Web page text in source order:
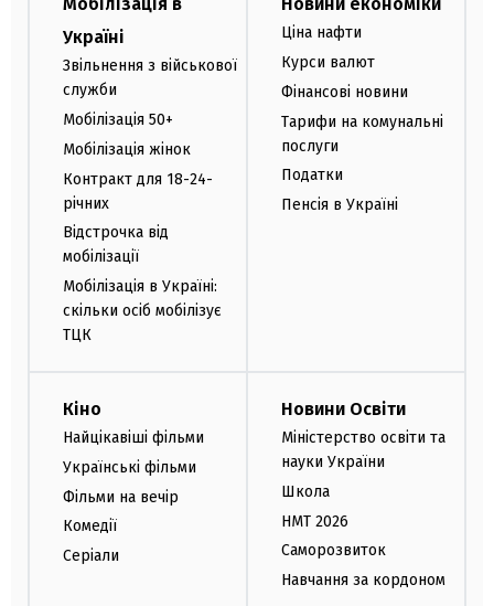
Україні
Звільнення з військової
служби
Мобілізація 50+
Мобілізація жінок
Контракт для 18-24-
річних
Відстрочка від
мобілізації
Мобілізація в Україні:
скільки осіб мобілізує
ТЦК
Ціна нафти
Курси валют
Фінансові новини
Тарифи на комунальні
послуги
Податки
Пенсія в Україні
Кіно
Найцікавіші фільми
Українські фільми
Фільми на вечір
Комедії
Серіали
Новини Освіти
Міністерство освіти та
науки України
Школа
НМТ 2026
Саморозвиток
Навчання за кордоном